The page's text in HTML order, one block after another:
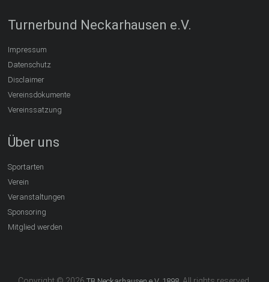
Turnerbund Neckarhausen e.V.
Impressum
Datenschutz
Disclaimer
Vereinsdokumente
Vereinssatzung
Über uns
Sportarten
Verein
Veranstaltungen
Sponsoring
Mitglied werden